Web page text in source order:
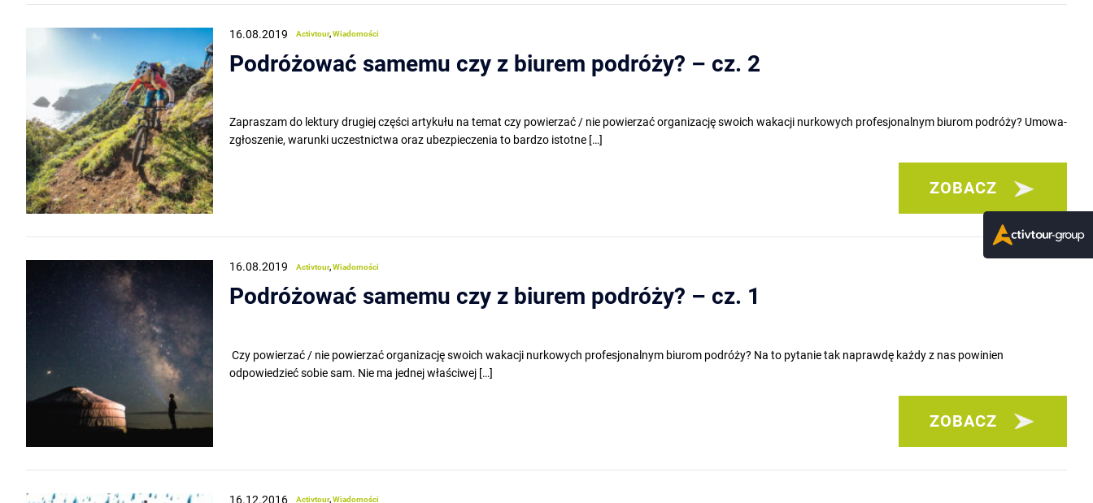
16.08.2019 Activtour,Wiadomości
Podróżować samemu czy z biurem podróży? – cz. 2
Zapraszam do lektury drugiej części artykułu na temat czy powierzać / nie powierzać organizację swoich wakacji nurkowych profesjonalnym biurom podróży? Umowa-
zgłoszenie, warunki uczestnictwa oraz ubezpieczenia to bardzo istotne […]
ZOBACZ
16.08.2019 Activtour,Wiadomości
Podróżować samemu czy z biurem podróży? – cz. 1
Czy powierzać / nie powierzać organizację swoich wakacji nurkowych profesjonalnym biurom podróży? Na to pytanie tak naprawdę każdy z nas powinien
odpowiedzieć sobie sam. Nie ma jednej właściwej […]
ZOBACZ
16.12.2016 Activtour,Wiadomości